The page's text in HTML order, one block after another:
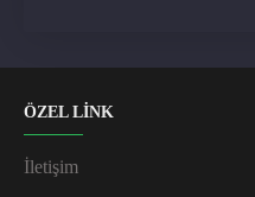
ÖZEL LİNK
İletişim